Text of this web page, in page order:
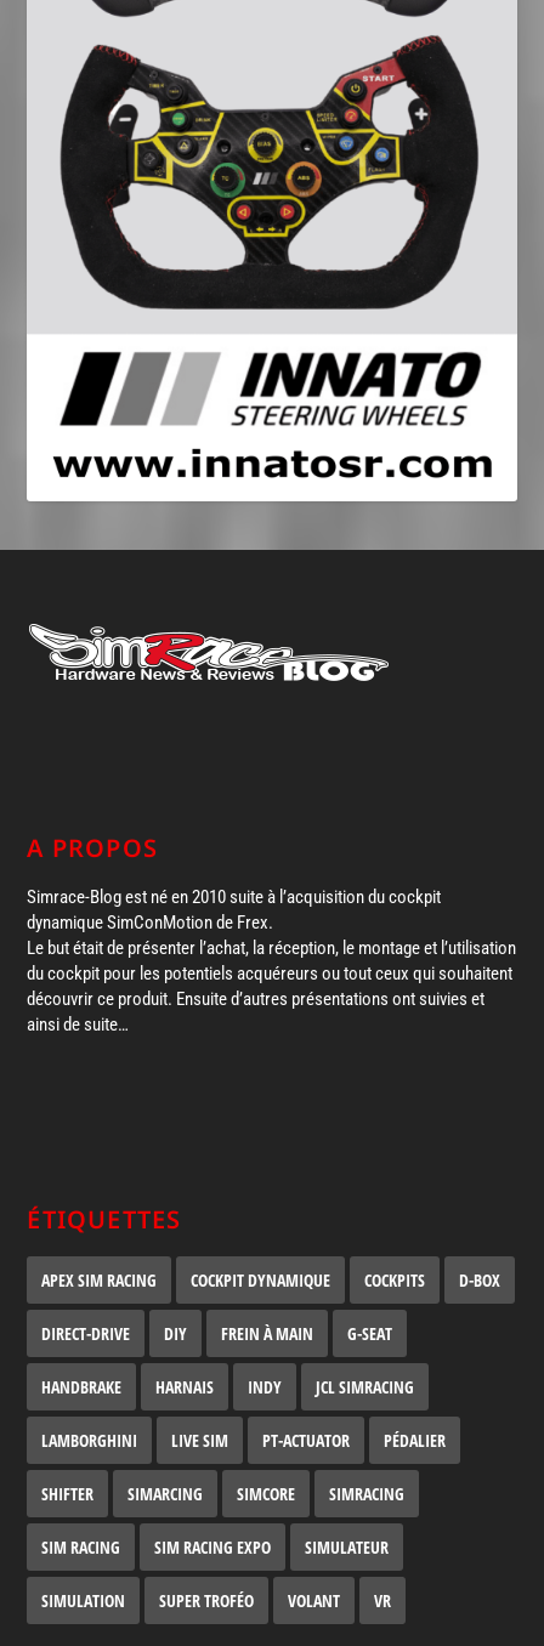
A PROPOS
Simrace-Blog est né en 2010 suite à l’acquisition du cockpit
dynamique SimConMotion de Frex.
Le but était de présenter l’achat, la réception, le montage et l’utilisation
du cockpit pour les potentiels acquéreurs ou tout ceux qui souhaitent
découvrir ce produit. Ensuite d’autres présentations ont suivies et
ainsi de suite…
ÉTIQUETTES
APEX SIM RACING COCKPIT DYNAMIQUE COCKPITS D-BOX
DIRECT-DRIVE DIY FREIN À MAIN G-SEAT
HANDBRAKE HARNAIS INDY JCL SIMRACING
LAMBORGHINI LIVE SIM PT-ACTUATOR PÉDALIER
SHIFTER SIMARCING SIMCORE SIMRACING
SIM RACING SIM RACING EXPO SIMULATEUR
SIMULATION SUPER TROFÉO VOLANT VR